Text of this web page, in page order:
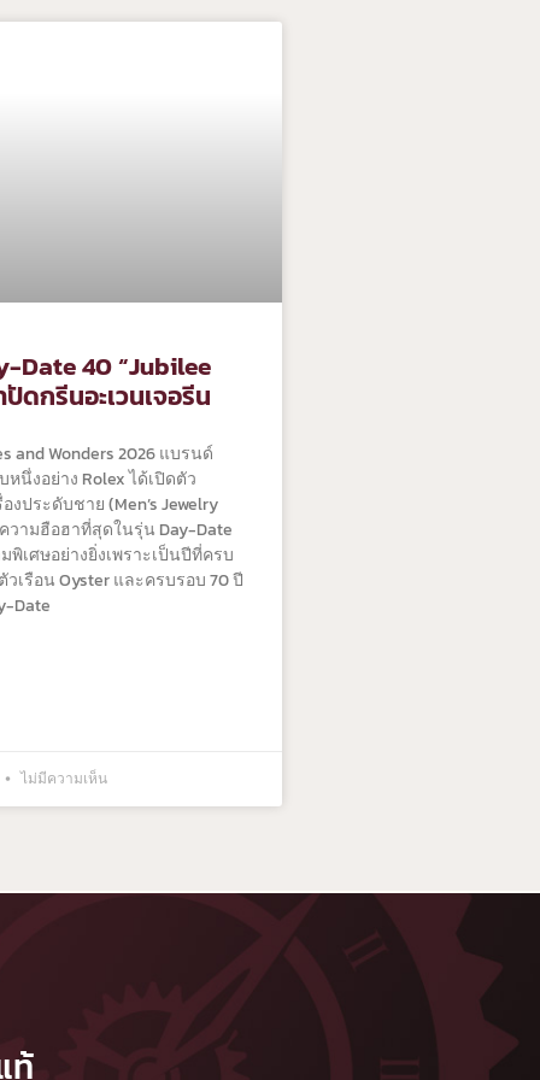
Date 40 “Jubilee
ดกรีนอะเวนเจอรีน
and Wonders 2026 แบรนด์
นึ่งอย่าง Rolex ได้เปิดตัว
งประดับชาย (Men’s Jewelry
วามฮือฮาที่สุดในรุ่น Day-Date
เศษอย่างยิ่งเพราะเป็นปีที่ครบ
วเรือน Oyster และครบรอบ 70 ปี
Date
ไม่มีความเห็น
ท้